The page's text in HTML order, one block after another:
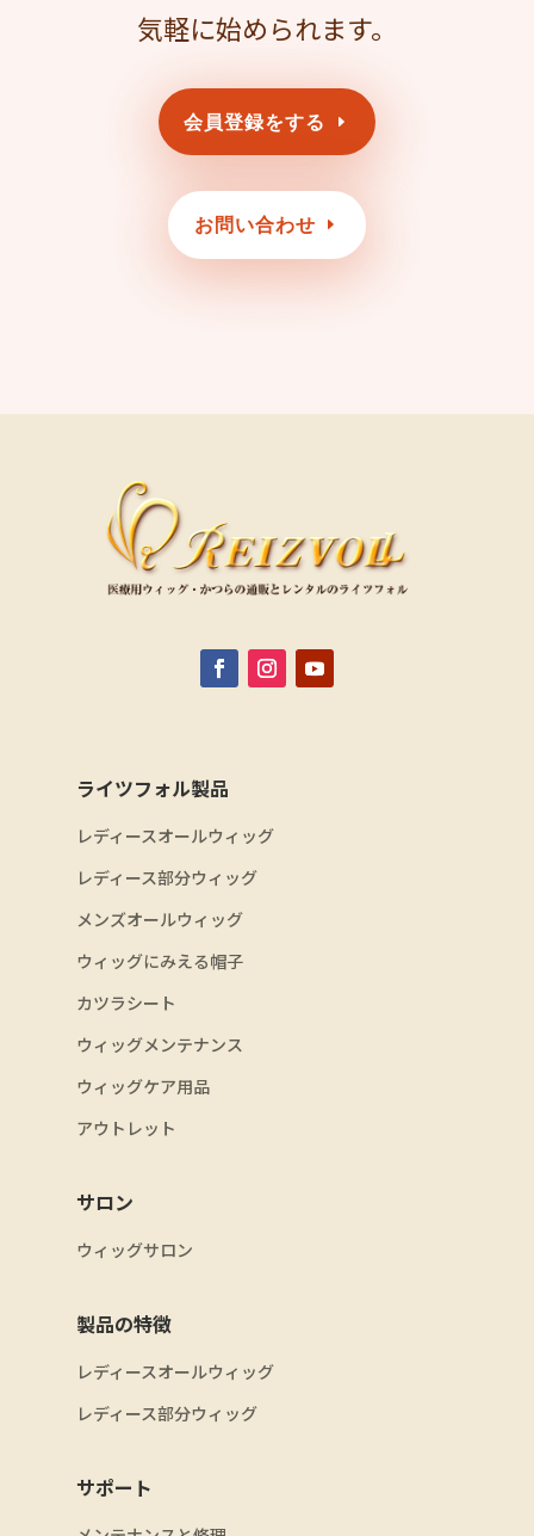
気軽に始められます。
会員登録をする
お問い合わせ
ライツフォル製品
レディースオールウィッグ
レディース部分ウィッグ
メンズオールウィッグ
ウィッグにみえる帽子
カツラシート
ウィッグメンテナンス
ウィッグケア用品
アウトレット
サロン
ウィッグサロン
製品の特徴
レディースオールウィッグ
レディース部分ウィッグ
サポート